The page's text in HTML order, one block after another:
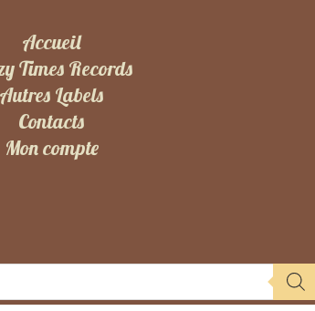
Accueil
Times Records
Autres Labels
Contacts
Mon compte